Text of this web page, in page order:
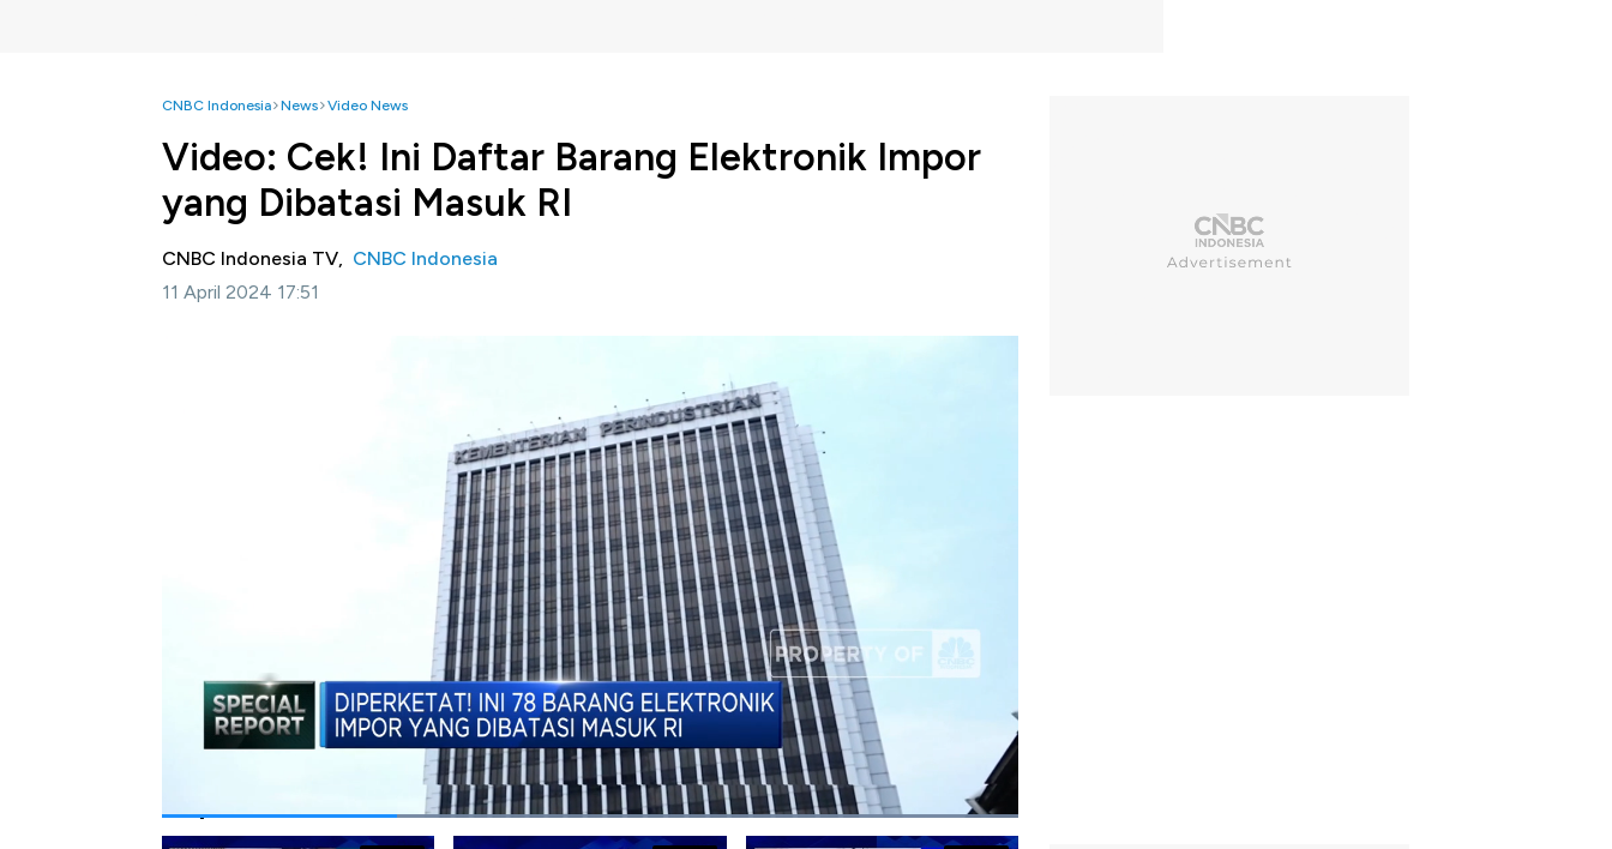
CNBC Indonesia News Video News
Video: Cek! Ini Daftar Barang Elektronik Impor
yang Dibatasi Masuk RI
CNBC Indonesia TV, CNBC Indonesia
11 April 2024 17:51
menciptakan iklim kondusif bagi para produsen barang-barang elektronik yang telah berinvestasi di
Simak selengkapnya di CNBC Indonesia, Kamis (11/04/2024)
#kementerian perindustrian